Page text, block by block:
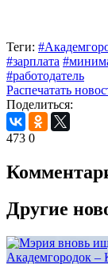
Теги:
#зарплата
#работодатель
Распечатать
Поделиться:
473 0
Другие